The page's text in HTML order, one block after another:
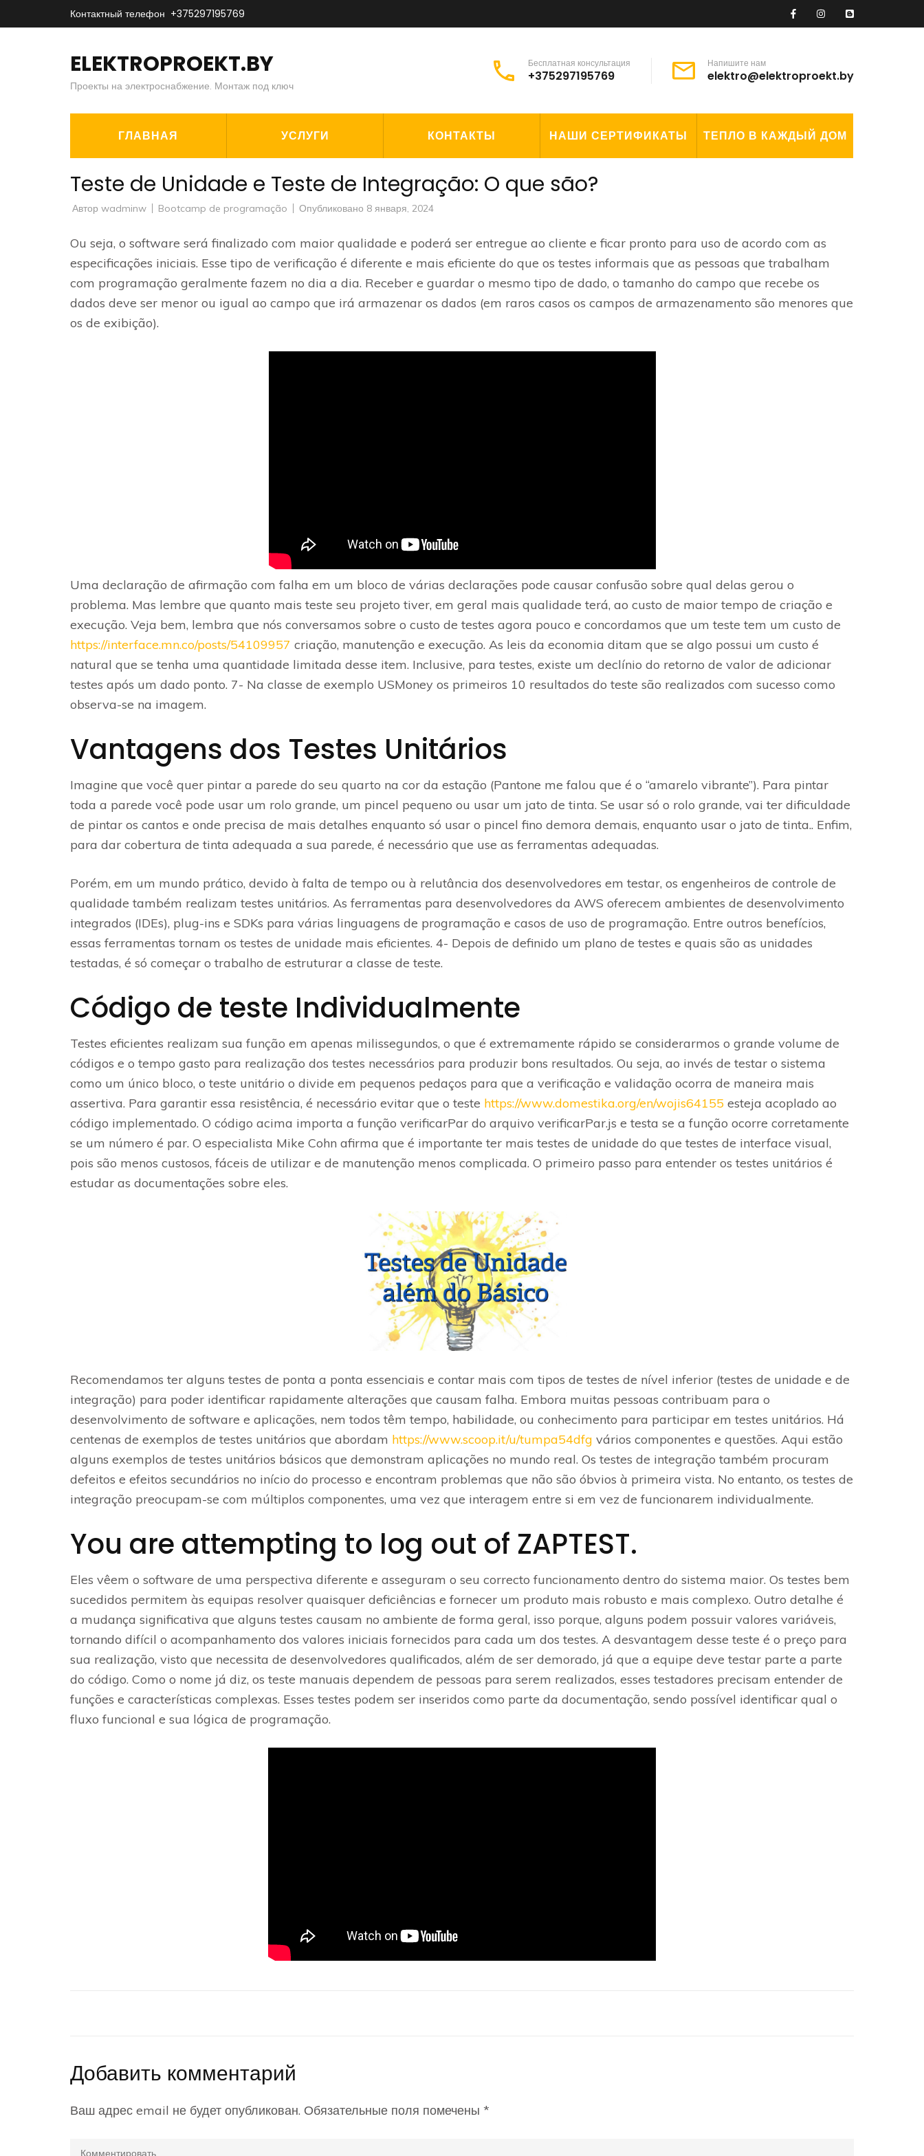
к
Контактный телефон +375297195769
ELEKTROPROEKT.BY
Проекты на электроснабжение. Монтаж под ключ
Бесплатная консультация
+375297195769
Напишите нам
elektro@elektroproekt.by
ГЛАВНАЯ УСЛУГИ КОНТАКТЫ НАШИ СЕРТИФИКАТЫ ТЕПЛО В КАЖДЫЙ ДОМ
Teste de Unidade e Teste de Integração: O que são?
Автор wadminw Bootcamp de programação Опубликовано 8 января, 2024
Ou seja, o software será finalizado com maior qualidade e poderá ser entregue ao cliente e ficar pronto para uso de acordo com as
especificações iniciais. Esse tipo de verificação é diferente e mais eficiente do que os testes informais que as pessoas que trabalham
com programação geralmente fazem no dia a dia. Receber e guardar o mesmo tipo de dado, o tamanho do campo que recebe os
dados deve ser menor ou igual ao campo que irá armazenar os dados (em raros casos os campos de armazenamento são menores que
os de exibição).
Uma declaração de afirmação com falha em um bloco de várias declarações pode causar confusão sobre qual delas gerou o
problema. Mas lembre que quanto mais teste seu projeto tiver, em geral mais qualidade terá, ao custo de maior tempo de criação e
execução. Veja bem, lembra que nós conversamos sobre o custo de testes agora pouco e concordamos que um teste tem um custo de
https://interface.mn.co/posts/54109957 criação, manutenção e execução. As leis da economia ditam que se algo possui um custo é
natural que se tenha uma quantidade limitada desse item. Inclusive, para testes, existe um declínio do retorno de valor de adicionar
testes após um dado ponto. 7- Na classe de exemplo USMoney os primeiros 10 resultados do teste são realizados com sucesso como
observa-se na imagem.
Vantagens dos Testes Unitários
Imagine que você quer pintar a parede do seu quarto na cor da estação (Pantone me falou que é o “amarelo vibrante”). Para pintar
toda a parede você pode usar um rolo grande, um pincel pequeno ou usar um jato de tinta. Se usar só o rolo grande, vai ter dificuldade
de pintar os cantos e onde precisa de mais detalhes enquanto só usar o pincel fino demora demais, enquanto usar o jato de tinta.. Enfim,
para dar cobertura de tinta adequada a sua parede, é necessário que use as ferramentas adequadas.
Porém, em um mundo prático, devido à falta de tempo ou à relutância dos desenvolvedores em testar, os engenheiros de controle de
qualidade também realizam testes unitários. As ferramentas para desenvolvedores da AWS oferecem ambientes de desenvolvimento
integrados (IDEs), plug-ins e SDKs para várias linguagens de programação e casos de uso de programação. Entre outros benefícios,
essas ferramentas tornam os testes de unidade mais eficientes. 4- Depois de definido um plano de testes e quais são as unidades
testadas, é só começar o trabalho de estruturar a classe de teste.
Código de teste Individualmente
Testes eficientes realizam sua função em apenas milissegundos, o que é extremamente rápido se considerarmos o grande volume de
códigos e o tempo gasto para realização dos testes necessários para produzir bons resultados. Ou seja, ao invés de testar o sistema
como um único bloco, o teste unitário o divide em pequenos pedaços para que a verificação e validação ocorra de maneira mais
assertiva. Para garantir essa resistência, é necessário evitar que o teste https://www.domestika.org/en/wojis64155 esteja acoplado ao
código implementado. O código acima importa a função verificarPar do arquivo verificarPar.js e testa se a função ocorre corretamente
se um número é par. O especialista Mike Cohn afirma que é importante ter mais testes de unidade do que testes de interface visual,
pois são menos custosos, fáceis de utilizar e de manutenção menos complicada. O primeiro passo para entender os testes unitários é
estudar as documentações sobre eles.
Recomendamos ter alguns testes de ponta a ponta essenciais e contar mais com tipos de testes de nível inferior (testes de unidade e de
integração) para poder identificar rapidamente alterações que causam falha. Embora muitas pessoas contribuam para o
desenvolvimento de software e aplicações, nem todos têm tempo, habilidade, ou conhecimento para participar em testes unitários. Há
centenas de exemplos de testes unitários que abordam https://www.scoop.it/u/tumpa54dfg vários componentes e questões. Aqui estão
alguns exemplos de testes unitários básicos que demonstram aplicações no mundo real. Os testes de integração também procuram
defeitos e efeitos secundários no início do processo e encontram problemas que não são óbvios à primeira vista. No entanto, os testes de
integração preocupam-se com múltiplos componentes, uma vez que interagem entre si em vez de funcionarem individualmente.
You are attempting to log out of ZAPTEST.
Eles vêem o software de uma perspectiva diferente e asseguram o seu correcto funcionamento dentro do sistema maior. Os testes bem
sucedidos permitem às equipas resolver quaisquer deficiências e fornecer um produto mais robusto e mais complexo. Outro detalhe é
a mudança significativa que alguns testes causam no ambiente de forma geral, isso porque, alguns podem possuir valores variáveis,
tornando difícil o acompanhamento dos valores iniciais fornecidos para cada um dos testes. A desvantagem desse teste é o preço para
sua realização, visto que necessita de desenvolvedores qualificados, além de ser demorado, já que a equipe deve testar parte a parte
do código. Como o nome já diz, os teste manuais dependem de pessoas para serem realizados, esses testadores precisam entender de
funções e características complexas. Esses testes podem ser inseridos como parte da documentação, sendo possível identificar qual o
fluxo funcional e sua lógica de programação.
Добавить комментарий
Ваш адрес email не будет опубликован. Обязательные поля помечены *
Комментировать